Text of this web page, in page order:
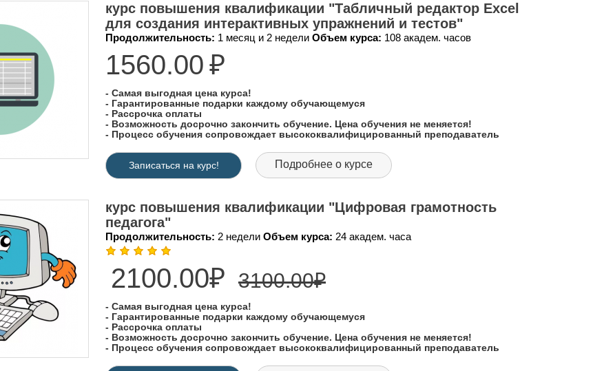
курс повышения квалификации "Табличный редактор Excel
для создания интерактивных упражнений и тестов"
Продолжительность: 1 месяц и 2 недели Объем курса: 108 академ. часов
1560.00 ₽
- Самая выгодная цена курса!
- Гарантированные подарки каждому обучающемуся
- Рассрочка оплаты
- Возможность досрочно закончить обучение. Цена обучения не меняется!
- Процесс обучения сопровождает высококвалифицированный преподаватель
Записаться на курс! Подробнее о курсе
курс повышения квалификации "Цифровая грамотность
педагога"
Продолжительность: 2 недели Объем курса: 24 академ. часа
2100.00₽ 3100.00₽
- Самая выгодная цена курса!
- Гарантированные подарки каждому обучающемуся
- Рассрочка оплаты
- Возможность досрочно закончить обучение. Цена обучения не меняется!
- Процесс обучения сопровождает высококвалифицированный преподаватель